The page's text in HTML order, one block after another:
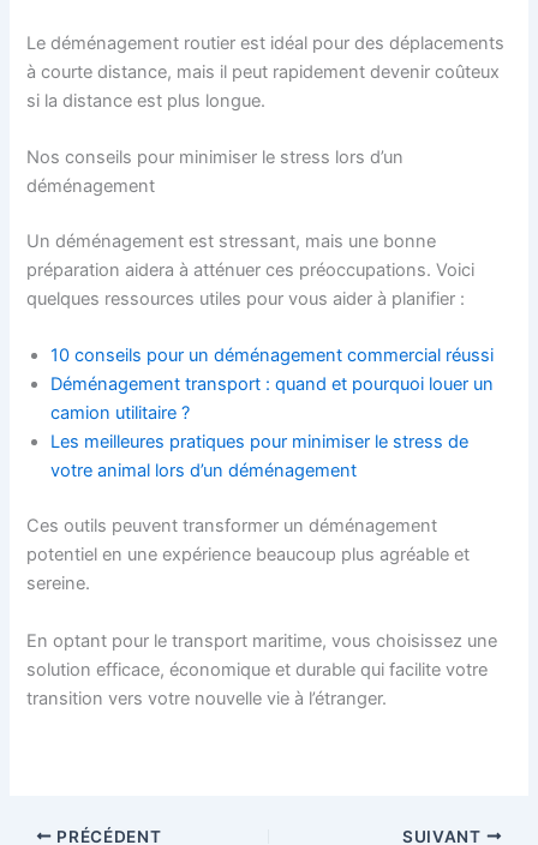
Le déménagement routier est idéal pour des déplacements
à courte distance, mais il peut rapidement devenir coûteux
si la distance est plus longue.
Nos conseils pour minimiser le stress lors d’un
déménagement
Un déménagement est stressant, mais une bonne
préparation aidera à atténuer ces préoccupations. Voici
quelques ressources utiles pour vous aider à planifier :
10 conseils pour un déménagement commercial réussi
Déménagement transport : quand et pourquoi louer un
camion utilitaire ?
Les meilleures pratiques pour minimiser le stress de
votre animal lors d’un déménagement
Ces outils peuvent transformer un déménagement
potentiel en une expérience beaucoup plus agréable et
sereine.
En optant pour le transport maritime, vous choisissez une
solution efficace, économique et durable qui facilite votre
transition vers votre nouvelle vie à l’étranger.
PRÉCÉDENT SUIVANT